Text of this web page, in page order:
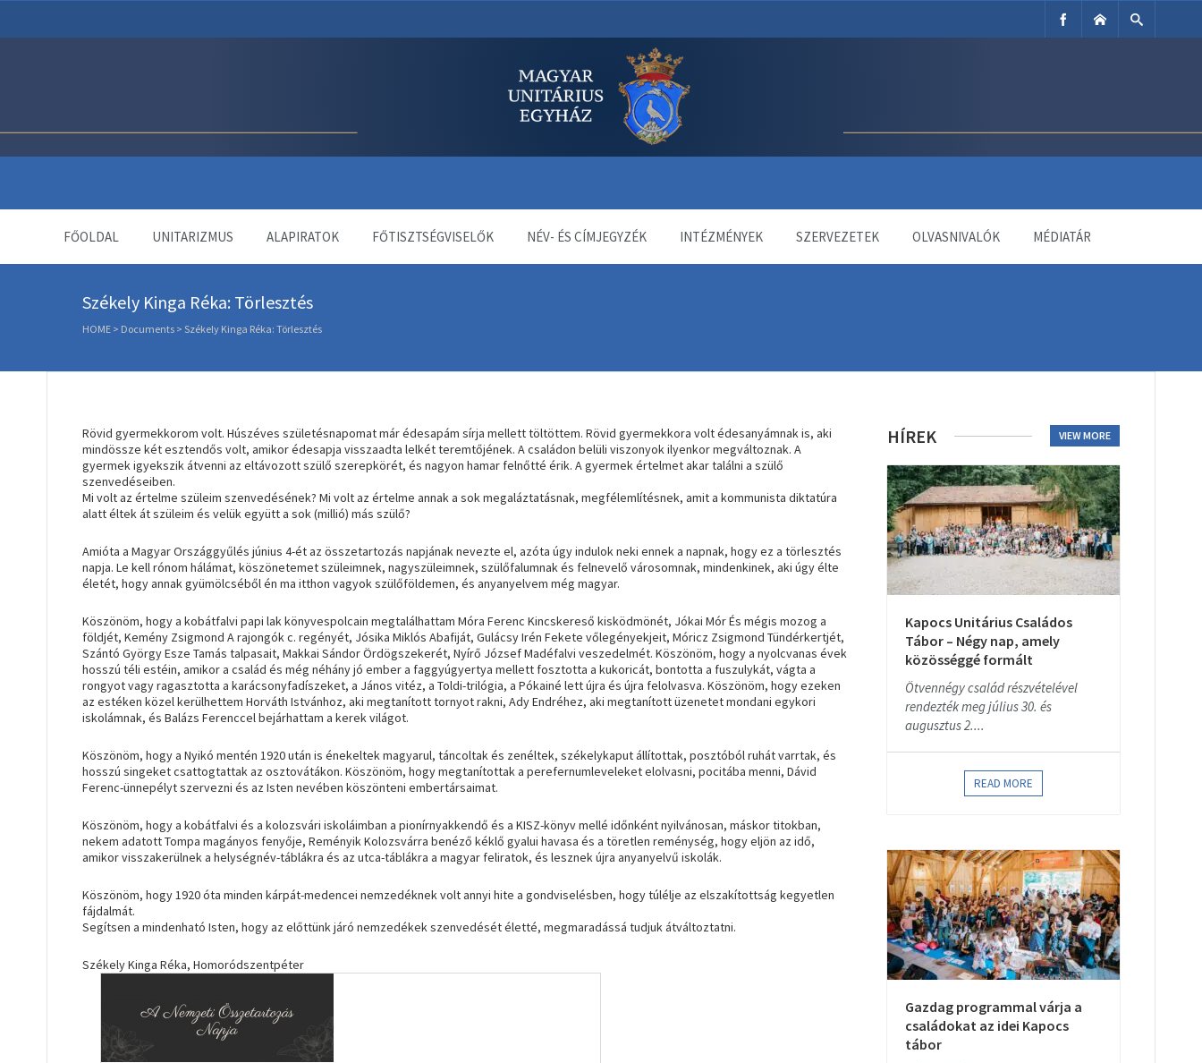
FŐOLDAL UNITARIZMUS ALAPIRATOK FŐTISZTSÉGVISELŐK NÉV- ÉS CÍMJEGYZÉK INTÉZMÉNYEK SZERVEZETEK OLVASNIVALÓK MÉDIATÁR
Székely Kinga Réka: Törlesztés
HOME > Documents > Székely Kinga Réka: Törlesztés
Rövid gyermekkorom volt. Húszéves születésnapomat már édesapám sírja mellett töltöttem. Rövid gyermekkora volt édesanyámnak is, aki
mindössze két esztendős volt, amikor édesapja visszaadta lelkét teremtőjének. A családon belüli viszonyok ilyenkor megváltoznak. A
gyermek igyekszik átvenni az eltávozott szülő szerepkörét, és nagyon hamar felnőtté érik. A gyermek értelmet akar találni a szülő
szenvedéseiben.
Mi volt az értelme szüleim szenvedésének? Mi volt az értelme annak a sok megaláztatásnak, megfélemlítésnek, amit a kommunista diktatúra
alatt éltek át szüleim és velük együtt a sok (millió) más szülő?
Amióta a Magyar Országgyűlés június 4-ét az összetartozás napjánaknevezte el, azóta úgy indulok neki ennek a napnak, hogy ez a törlesztés
napja. Le kell rónom hálámat, köszönetemet szüleimnek, nagyszüleimnek, szülőfalumnak és felnevelő városomnak, mindenkinek, aki úgy élte
életét, hogy annak gyümölcséből én ma itthon vagyok szülőföldemen, és anyanyelvem még magyar.
Köszönöm, hogy a kobátfalvi papi lak könyvespolcain megtalálhattam Móra Ferenc Kincskereső kisködmönét, Jókai MórÉs mégis mozog a
földjét, Kemény Zsigmond Arajongókc. regényét, Jósika Miklós Abafiját, Gulácsy Irén Fekete vőlegényekjeit, Móricz Zsigmond Tündérkertjét,
Szántó GyörgyEsze Tamás talpasait, Makkai SándorÖrdögszekerét, Nyírő JózsefMadéfalvi veszedelmét. Köszönöm, hogy a nyolcvanas évek
hosszú téli estéin, amikor a család és még néhány jó ember a faggyúgyertya mellett fosztotta a kukoricát, bontotta a fuszulykát, vágta a
rongyot vagy ragasztotta a karácsonyfadíszeket, a János vitéz, a Toldi-trilógia, a Pókainé lett újra és újra felolvasva. Köszönöm, hogy ezeken
az estéken közel kerülhettem Horváth Istvánhoz, aki megtanított tornyot rakni, Ady Endréhez, aki megtanított üzenetet mondani egykori
iskolámnak, és Balázs Ferenccel bejárhattam a kerek világot.
Köszönöm, hogy a Nyikó mentén 1920 után is énekeltek magyarul, táncoltak és zenéltek, székelykaput állítottak, posztóból ruhát varrtak, és
hosszú singeket csattogtattak az osztovátákon. Köszönöm, hogy megtanítottak a perefernumleveleket elolvasni, pocitába menni, Dávid
Ferenc-ünnepélyt szervezni és az Isten nevében köszönteni embertársaimat.
Köszönöm, hogy a kobátfalvi és a kolozsvári iskoláimban a pionírnyakkendő és a KISZ-könyv mellé időnként nyilvánosan, máskor titokban,
nekem adatott Tompa magányos fenyője, Reményik Kolozsvárra benéző kéklő gyalui havasa és a töretlen reménység, hogy eljön az idő,
amikor visszakerülnek a helységnév-táblákra és az utca-táblákra a magyar feliratok, és lesznek újra anyanyelvű iskolák.
Köszönöm, hogy 1920 óta minden kárpát-medencei nemzedéknek volt annyi hite a gondviselésben, hogy túlélje az elszakítottság kegyetlen
fájdalmát.
Segítsen a mindenható Isten, hogy az előttünk járó nemzedékek szenvedését életté, megmaradássá tudjuk átváltoztatni.
Székely Kinga Réka, Homoródszentpéter
HÍREK VIEW MORE
Kapocs Unitárius Családos
Tábor – Négy nap, amely
közösséggé formált
Ötvennégy család részvételével
rendezték meg július 30. és
augusztus 2....
READ MORE
Gazdag programmal várja a
családokat az idei Kapocs
tábor